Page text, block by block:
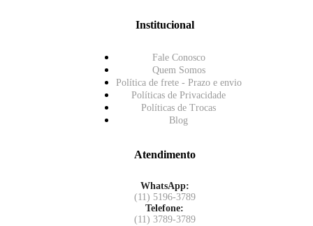
Institucional
Fale Conosco
Quem Somos
Política de frete - Prazo e envio
Políticas de Privacidade
Políticas de Trocas
Blog
Atendimento
WhatsApp:
(11) 5196-3789
Telefone:
(11) 3789-3789